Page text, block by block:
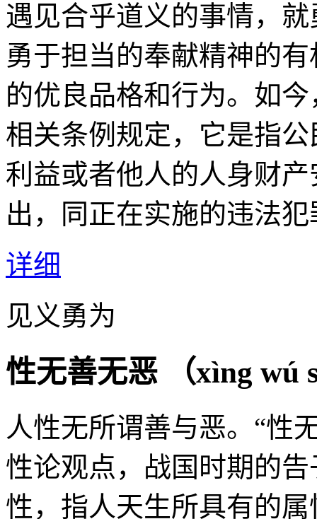
遇见合乎道义的事情，
勇于担当的奉献精神的
的优良品格和行为。如
相关条例规定，它是指
利益或者他人的人身财
出，同正在实施的违法
详细
见义勇为
性无善无恶 （xìng wú
人性无所谓善与恶。“性
性论观点，战国时期的
性，指人天生所具有的